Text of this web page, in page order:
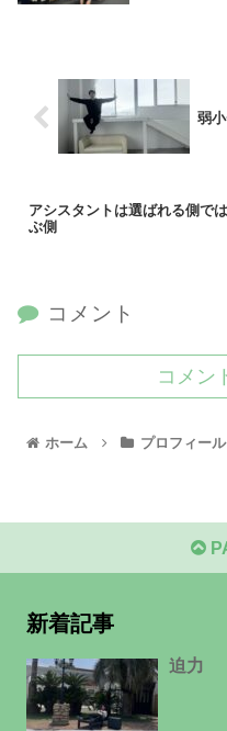
弱
アシスタントは選ばれる側で
ぶ側
コメント
コメン
ホーム プロフィール
新着記事
迫力